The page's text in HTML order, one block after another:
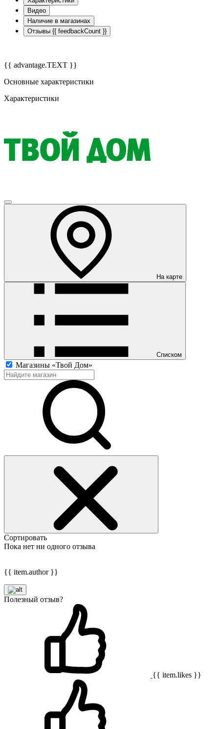
Видео
Наличие в магазинах
Отзывы {{ feedbackCount }}
{{ advantage.TEXT }}
Основные характеристики
Характеристики
На карте
Списком
Магазины «Твой Дом»
Сортировать
Пока нет ни одного отзыва
{{ item.author }}
Полезный отзыв?
{{ item.likes }}